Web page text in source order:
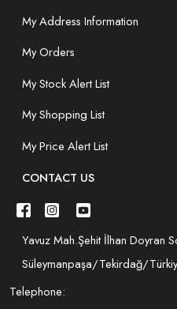
My Address Information
My Orders
My Stock Alert List
My Shopping List
My Price Alert List
CONTACT US
Yavuz Mah.Şehit İlhan Doyran
Süleymanpaşa/Tekirdağ/
Telephone: